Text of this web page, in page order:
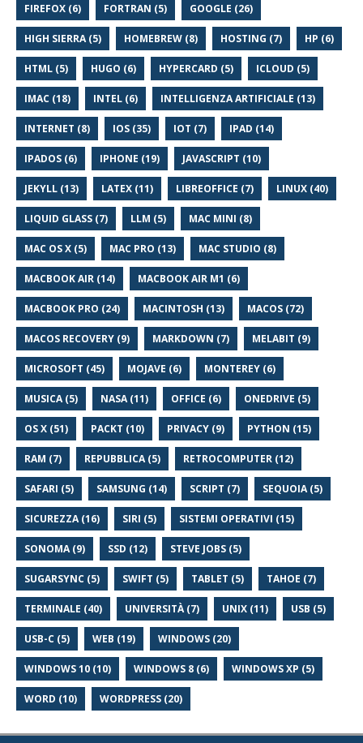
FIREFOX (6) FORTRAN (5) GOOGLE (26)
HIGH SIERRA (5) HOMEBREW (8) HOSTING (7) HP (6)
HTML (5) HUGO (6) HYPERCARD (5) ICLOUD (5)
IMAC (18) INTEL (6) INTELLIGENZA ARTIFICIALE (13)
INTERNET (8) IOS (35) IOT (7) IPAD (14)
IPADOS (6) IPHONE (19) JAVASCRIPT (10)
JEKYLL (13) LATEX (11) LIBREOFFICE (7) LINUX (40)
LIQUID GLASS (7) LLM (5) MAC MINI (8)
MAC OS X (5) MAC PRO (13) MAC STUDIO (8)
MACBOOK AIR (14) MACBOOK AIR M1 (6)
MACBOOK PRO (24) MACINTOSH (13) MACOS (72)
MACOS RECOVERY (9) MARKDOWN (7) MELABIT (9)
MICROSOFT (45) MOJAVE (6) MONTEREY (6)
MUSICA (5) NASA (11) OFFICE (6) ONEDRIVE (5)
OS X (51) PACKT (10) PRIVACY (9) PYTHON (15)
RAM (7) REPUBBLICA (5) RETROCOMPUTER (12)
SAFARI (5) SAMSUNG (14) SCRIPT (7) SEQUOIA (5)
SICUREZZA (16) SIRI (5) SISTEMI OPERATIVI (15)
SONOMA (9) SSD (12) STEVE JOBS (5)
SUGARSYNC (5) SWIFT (5) TABLET (5) TAHOE (7)
TERMINALE (40) UNIVERSITÀ (7) UNIX (11) USB (5)
USB-C (5) WEB (19) WINDOWS (20)
WINDOWS 10 (10) WINDOWS 8 (6) WINDOWS XP (5)
WORD (10) WORDPRESS (20)